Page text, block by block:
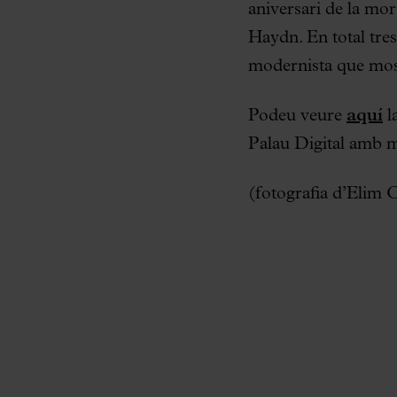
aniversari de la
Haydn. En total tres
modernista que
Podeu veure aquí
Palau Digital amb
(fotografia d’Elim